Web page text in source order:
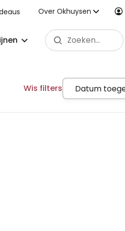
Over Okhuysen
Wis filters